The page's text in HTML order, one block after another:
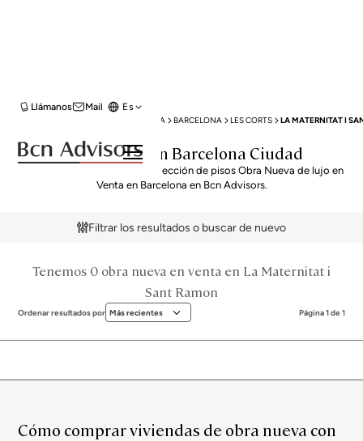
Mail
Llámanos Es
VENTA OBRA NUEVA BARCELONA LES CORTS LA MATERNITAT I
Obra Nueva en Barcelona Ciudad
Descubre nuestra exclusiva selección de pisos Obra Nueva de lujo en
Venta en Barcelona en Bcn Advisors.
Filtrar los resultados o buscar de nuevo
Tenemos 0 obra nueva en venta en La Maternitat i
Sant Ramon
Ordenar resultados por Más recientes Página 1 de 1
Cómo comprar viviendas de obra nueva con